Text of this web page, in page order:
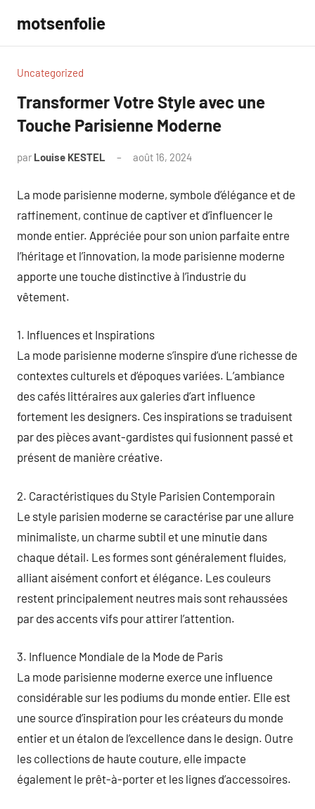
contenu
motsenfolie
Uncategorized
Transformer Votre Style avec une
Touche Parisienne Moderne
par Louise KESTEL août 16, 2024
La mode parisienne moderne, symbole d’élégance et de
raffinement, continue de captiver et d’influencer le
monde entier. Appréciée pour son union parfaite entre
l’héritage et l’innovation, la mode parisienne moderne
apporte une touche distinctive à l’industrie du
vêtement.
1. Influences et Inspirations
La mode parisienne moderne s’inspire d’une richesse de
contextes culturels et d’époques variées. L’ambiance
des cafés littéraires aux galeries d’art influence
fortement les designers. Ces inspirations se traduisent
par des pièces avant-gardistes qui fusionnent passé et
présent de manière créative.
2. Caractéristiques du Style Parisien Contemporain
Le style parisien moderne se caractérise par une allure
minimaliste, un charme subtil et une minutie dans
chaque détail. Les formes sont généralement fluides,
alliant aisément confort et élégance. Les couleurs
restent principalement neutres mais sont rehaussées
par des accents vifs pour attirer l’attention.
3. Influence Mondiale de la Mode de Paris
La mode parisienne moderne exerce une influence
considérable sur les podiums du monde entier. Elle est
une source d’inspiration pour les créateurs du monde
entier et un étalon de l’excellence dans le design. Outre
les collections de haute couture, elle impacte
également le prêt-à-porter et les lignes d’accessoires.